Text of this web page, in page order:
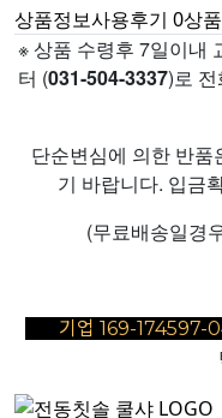
상품정보사용후기 0상
※ 상품 수령후 7일이내
터 (031-504-3337)로
단순변심에 의한 반품
기 바랍니다. 입금
(무료배송일경
기업 169-174597-